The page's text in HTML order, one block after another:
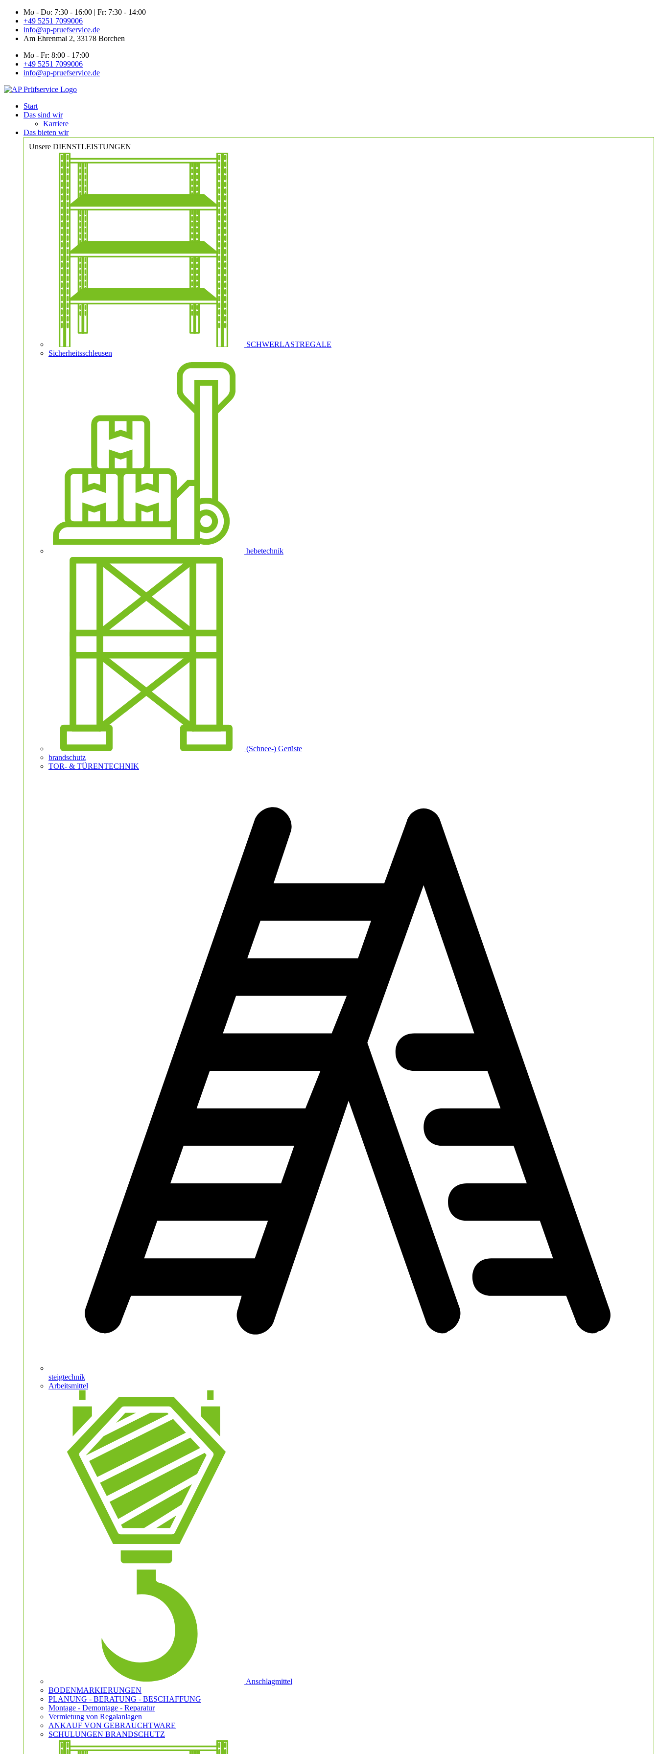
Zum
Inhalt
springen
Mo - Do: 7:30 - 16:00 | Fr: 7:30 - 14:00
+49 5251 7099006
info@ap-pruefservice.de
Am Ehrenmal 2, 33178 Borchen
Mo - Fr: 8:00 - 17:00
+49 5251 7099006
info@ap-pruefservice.de
Start
Das sind wir
Karriere
Das bieten wir
Unsere DIENSTLEISTUNGEN
SCHWERLASTREGALE
Sicherheitsschleusen
hebetechnik
(Schnee-) Gerüste
brandschutz
TOR- & TÜRENTECHNIK
steigtechnik
Arbeitsmittel
Anschlagmittel
BODENMARKIERUNGEN
PLANUNG - BERATUNG - BESCHAFFUNG
Montage - Demontage - Reparatur
Vermietung von Regalanlagen
ANKAUF VON GEBRAUCHTWARE
SCHULUNGEN BRANDSCHUTZ